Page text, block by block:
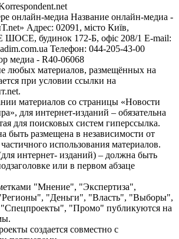
онлайн-медиа Название онлайн-медиа -
Адрес: 02091, місто Київ,
будинок 172-Б, офіс 208/1 E-mail:
Телефон: 044-205-43-00
медиа - R40-06068
любых материалов, размещённых на
при условии ссылки на
материалов со страницы «Новости
для интернет-изданий – обязательна
для поисковых систем гиперссылка.
быть размещена в независимости от
использования материалов.
интернет- изданий) – должна быть
или в первом абзаце
"Мнение", "Экспертиза",
"Деньги", "Власть", "Выборы",
"Спецпроекты", "Промо" публикуются на
создается совместно с